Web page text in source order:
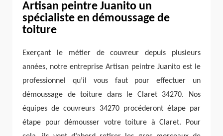
Artisan peintre Juanito un
spécialiste en démoussage de
toiture
Exerçant le métier de couvreur depuis plusieurs
années, notre entreprise Artisan peintre Juanito est le
professionnel qu’il vous faut pour effectuer un
démoussage de toiture dans le Claret 34270. Nos
équipes de couvreurs 34270 procéderont étape par
étape pour démousser votre toiture à Claret. Pour